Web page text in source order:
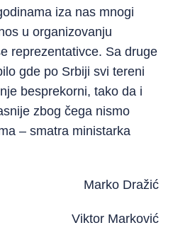
iza nas mnogi
u organizovanju
reprezentativce. Sa druge
gde po Srbiji svi tereni
besprekorni, tako da i
zbog čega nismo
– smatra ministarka
Marko Dražić
Viktor Marković